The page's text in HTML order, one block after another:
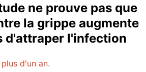
ne prouve pas que
la grippe augmente
d'attraper l'infection
d'un an.